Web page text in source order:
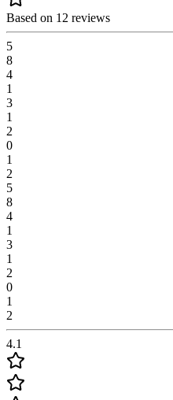
Based on 12 reviews
5
8
4
1
3
1
2
0
1
2
5
8
4
1
3
1
2
0
1
2
4.1